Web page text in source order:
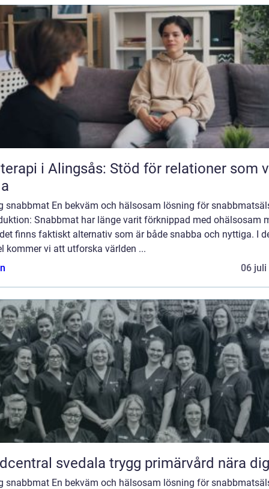
i Alingsås: Stöd för relationer som
snabbmat En bekväm och hälsosam lösning för
Snabbmat har länge varit förknippad med ohälsosam
finns faktiskt alternativ som är både snabba och nyttiga. I
kommer vi att utforska världen ...
06 juli
Vårdcentral svedala trygg primärvård nära dig
snabbmat En bekväm och hälsosam lösning för